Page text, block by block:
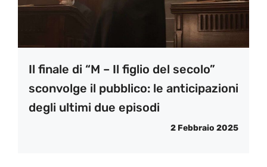
Il finale di “M – Il figlio del secolo”
sconvolge il pubblico: le anticipazioni
degli ultimi due episodi
2 Febbraio 2025